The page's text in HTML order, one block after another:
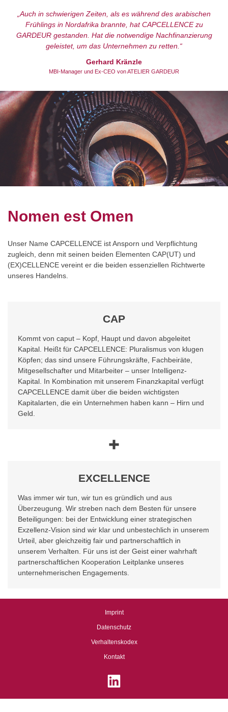
„Auch in schwierigen Zeiten, als es während des arabischen
Frühlings in Nordafrika brannte, hat CAPCELLENCE zu
GARDEUR gestanden. Hat die notwendige Nachfinanzierung
geleistet, um das Unternehmen zu retten.“
Gerhard Kränzle
MBI-Manager und Ex-CEO von ATELIER GARDEUR
Nomen est Omen
Unser Name CAPCELLENCE ist Ansporn und Verpflichtung
zugleich, denn mit seinen beiden Elementen CAP(UT) und
(EX)CELLENCE vereint er die beiden essenziellen Richtwerte
unseres Handelns.
CAP
Kommt von caput – Kopf, Haupt und davon abgeleitet
Kapital. Heißt für CAPCELLENCE: Pluralismus von klugen
Köpfen; das sind unsere Führungskräfte, Fachbeiräte,
Mitgesellschafter und Mitarbeiter – unser Intelligenz-
Kapital. In Kombination mit unserem Finanzkapital verfügt
CAPCELLENCE damit über die beiden wichtigsten
Kapitalarten, die ein Unternehmen haben kann – Hirn und
Geld.
EXCELLENCE
Was immer wir tun, wir tun es gründlich und aus
Überzeugung. Wir streben nach dem Besten für unsere
Beteiligungen: bei der Entwicklung einer strategischen
Exzellenz-Vision sind wir klar und unbestechlich in unserem
Urteil, aber gleichzeitig fair und partnerschaftlich in
unserem Verhalten. Für uns ist der Geist einer wahrhaft
partnerschaftlichen Kooperation Leitplanke unseres
unternehmerischen Engagements.
Imprint
Datenschutz
Verhaltenskodex
Kontakt